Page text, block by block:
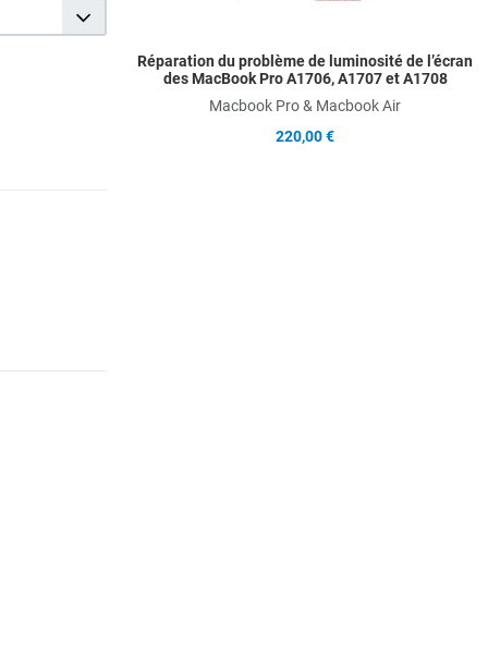
Réparation du problème de luminosité de l’écran
des MacBook Pro A1706, A1707 et A1708
Macbook Pro & Macbook Air
220,00 €